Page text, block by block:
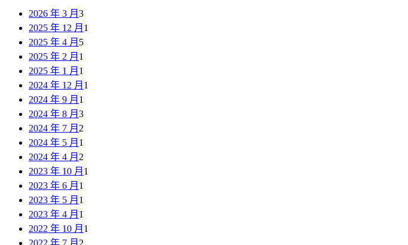
2026 年 3 月 3
2025 年 12 月 1
2025 年 4 月 5
2025 年 2 月 1
2025 年 1 月 1
2024 年 12 月 1
2024 年 9 月 1
2024 年 8 月 3
2024 年 7 月 2
2024 年 5 月 1
2024 年 4 月 2
2023 年 10 月 1
2023 年 6 月 1
2023 年 5 月 1
2023 年 4 月 1
2022 年 10 月 1